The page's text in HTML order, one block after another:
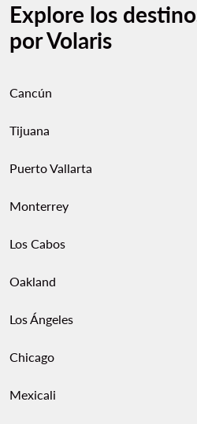
Explore los
por Volaris
Cancún
Tijuana
Puerto Vallarta
Monterrey
Los Cabos
Oakland
Los Ángeles
Chicago
Mexicali